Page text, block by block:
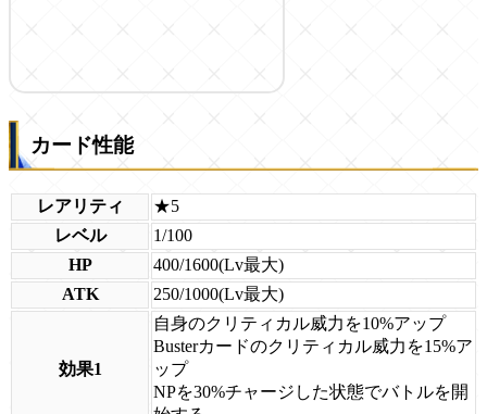
カード性能
レアリティ
★5
レベル
1/100
HP
400/1600(Lv最大)
ATK
250/1000(Lv最大)
効果1
自身のクリティカル威力を10%アップ
Busterカードのクリティカル威力を15%ア
ップ
NPを30%チャージした状態でバトルを開